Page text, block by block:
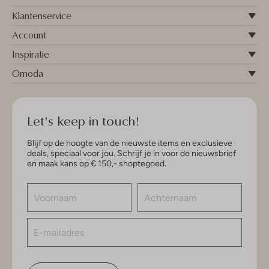
Klantenservice
Account
Inspiratie
Omoda
Let's keep in touch!
Blijf op de hoogte van de nieuwste items en exclusieve
deals, speciaal voor jou. Schrijf je in voor de nieuwsbrief
en maak kans op € 150,- shoptegoed.